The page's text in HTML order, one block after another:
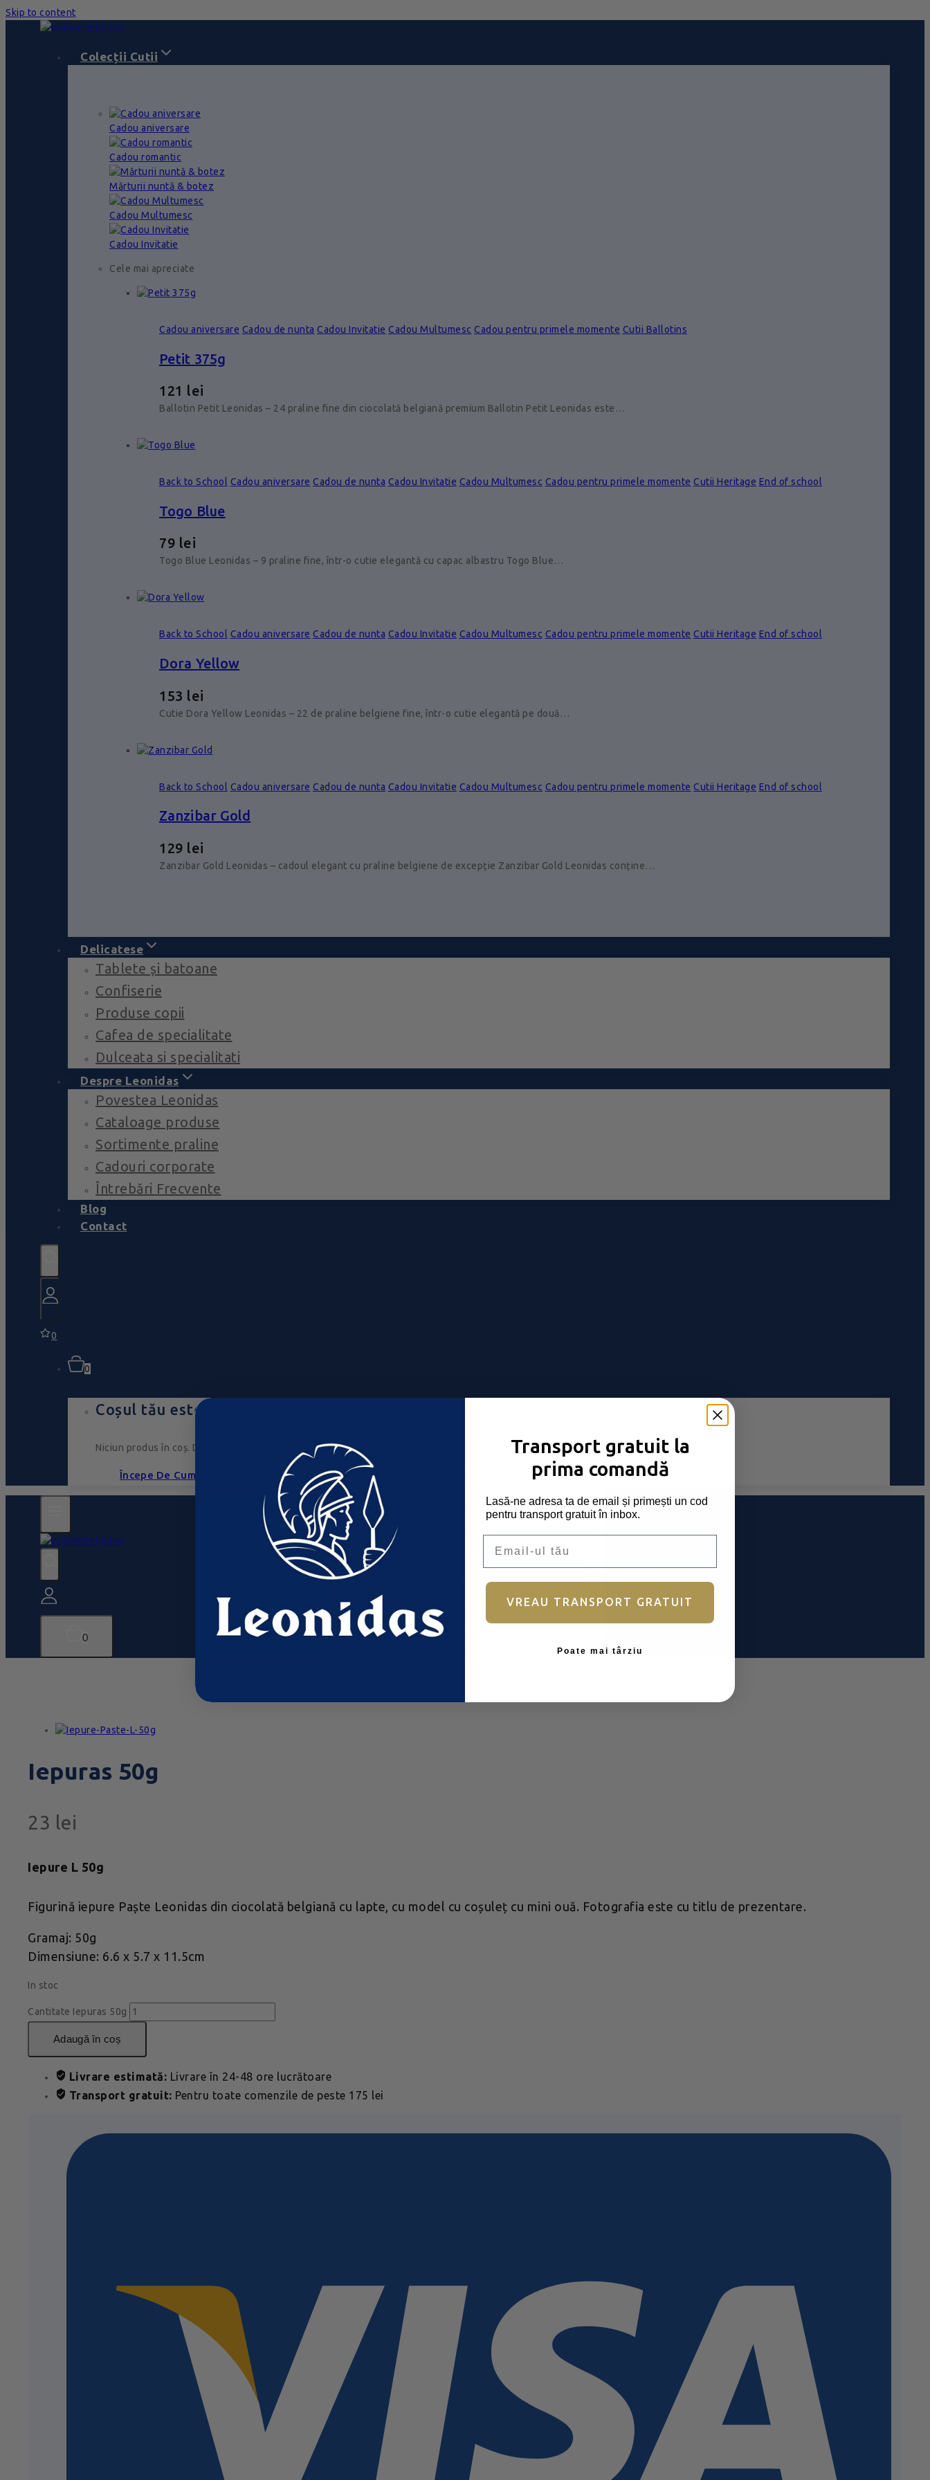
Skip to content
Colecții Cutii
Cadou aniversare
Cadou romantic
Mărturii nuntă & botez
Cadou Multumesc
Cadou Invitatie
Cele mai apreciate
Cadou aniversare Cadou de nunta Cadou Invitatie Cadou Multumesc Cadou pentru primele momente Cutii Ballotins
Petit 375g
121 lei
Ballotin Petit Leonidas – 24 praline fine din ciocolată belgiană premium Ballotin Petit Leonidas este…
Back to School Cadou aniversare Cadou de nunta Cadou Invitatie Cadou Multumesc Cadou pentru primele momente Cutii Heritage End of school
Togo Blue
79 lei
Togo Blue Leonidas – 9 praline fine, într-o cutie elegantă cu capac albastru Togo Blue…
Back to School Cadou aniversare Cadou de nunta Cadou Invitatie Cadou Multumesc Cadou pentru primele momente Cutii Heritage End of school
Dora Yellow
153 lei
Cutie Dora Yellow Leonidas – 22 de praline belgiene fine, într-o cutie elegantă pe două…
Back to School Cadou aniversare Cadou de nunta Cadou Invitatie Cadou Multumesc Cadou pentru primele momente Cutii Heritage End of school
Zanzibar Gold
129 lei
Zanzibar Gold Leonidas – cadoul elegant cu praline belgiene de excepție Zanzibar Gold Leonidas conține…
Delicatese
Tablete și batoane
Confiserie
Produse copii
Cafea de specialitate
Dulceata si specialitati
Despre Leonidas
Povestea Leonidas
Cataloage produse
Sortimente praline
Cadouri corporate
Întrebări Frecvente
Blog
Contact
0
0
Coșul tău este gol
Niciun produs în coș. Du-te, umple-l cu ceva ce-ți place!
Începe De Cumpărături Acum
0
Iepuras 50g
23 lei
Iepure L 50g
Figurină iepure Paște Leonidas din ciocolată belgiană cu lapte, cu model cu coșuleț cu mini ouă. Fotografia este cu titlu de prezentare.
Gramaj: 50g
Dimensiune: 6.6 x 5.7 x 11.5cm
In stoc
Cantitate Iepuras 50g
adaugă în coș
Livrare estimată: Livrare în 24-48 ore lucrătoare
Transport gratuit: Pentru toate comenzile de peste 175 lei
Nume utilizator sau email
Parolă *Obligatoriu
Ține-mă minte
Ai uitat parola?
Transport gratuit la
prima comandă
Lasă-ne adresa ta de email și primești un cod
pentru transport gratuit în inbox.
VREAU TRANSPORT GRATUIT
Poate mai târziu